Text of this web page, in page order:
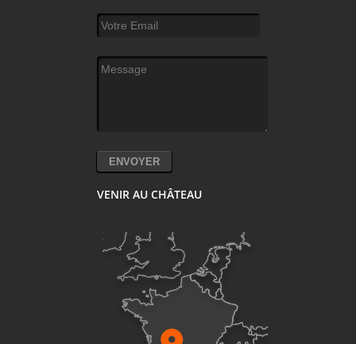
Votre Email
Message
VENIR AU CHÂTEAU